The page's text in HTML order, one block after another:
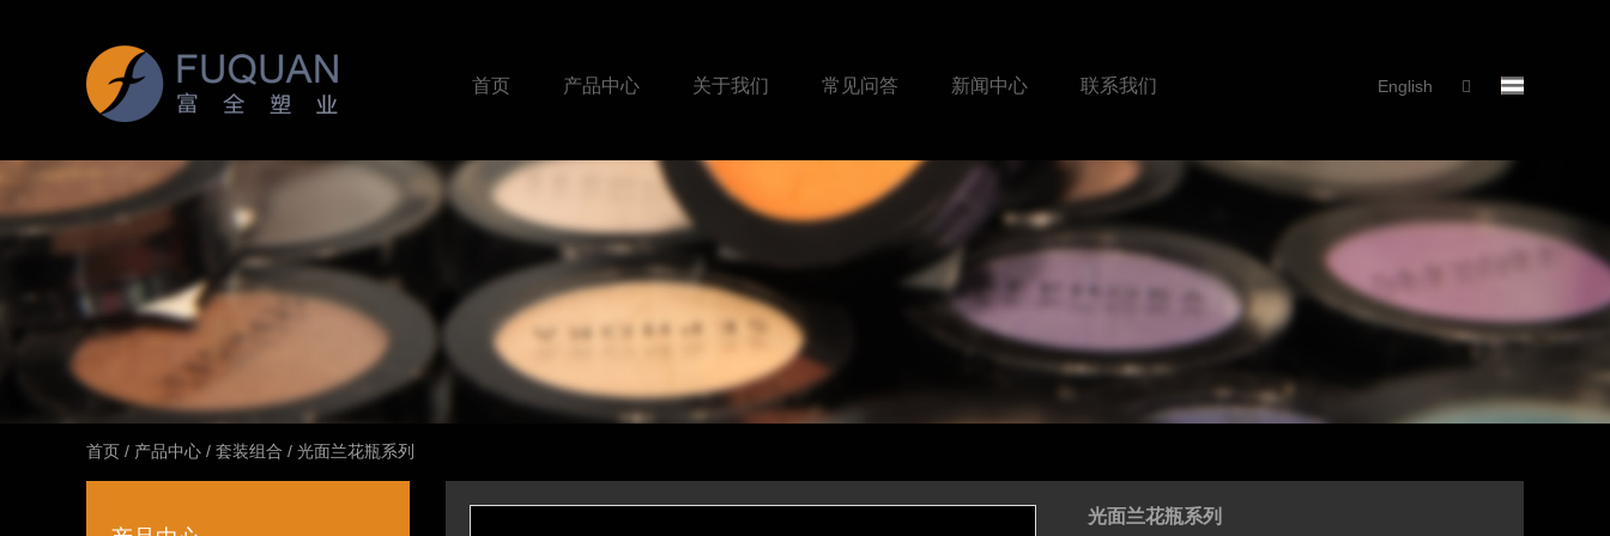
首页 产品中心 关于我们 常见问答 新闻中心 联系我们 English
首页 / 产品中心 / 套装组合 / 光面兰花瓶系列
光面兰花瓶系列